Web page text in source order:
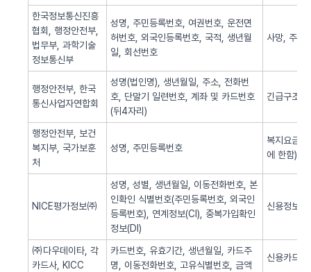
한국정보통신진흥
협회, 행정안전부,
법무부, 과학기술
정보통신부
성명, 주민등록번호, 여권번호, 운전면
허번호, 외국인등록번호, 국적, 생년월
일, 회선번호
사망, 주민
행정안전부, 한국
통신사업자연합회
성명(법인명), 생년월일, 주소, 전화번
호, 단말기 일련번호, 계좌 및 카드번호
(뒤4자리)
긴급구조(
행정안전부, 보건
복지부, 국가보훈
처
성명, 주민등록번호
복지요금
에 한함)
NICE평가정보㈜
성명, 성별, 생년월일, 이동전화번호, 본
인확인 식별번호(주민등록번호, 외국인
등록번호), 연계정보(CI), 중복가입확인
정보(DI)
신용정보
㈜다우데이타, 각
카드사, KICC
카드번호, 유효기간, 생년월일, 카드주
명, 이동전화번호, 고유식별번호, 금액
신용카드